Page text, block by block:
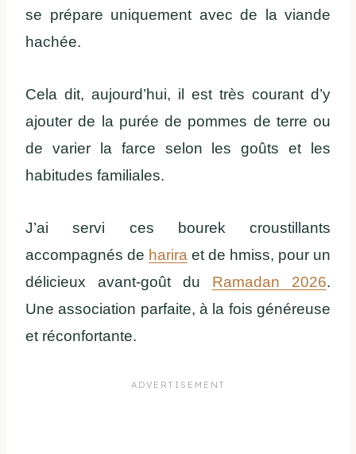
se prépare uniquement avec de la viande
hachée.
Cela dit, aujourd’hui, il est très courant d’y
ajouter de la purée de pommes de terre ou
de varier la farce selon les goûts et les
habitudes familiales.
J’ai servi ces bourek croustillants
accompagnés de harira et de hmiss, pour un
délicieux avant-goût du Ramadan 2026.
Une association parfaite, à la fois généreuse
et réconfortante.